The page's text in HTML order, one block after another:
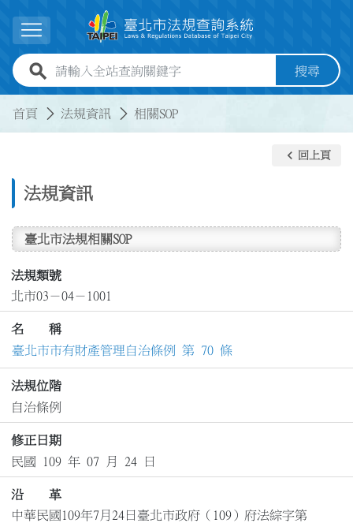
展開選單
全站查詢關鍵字欄位 搜尋
首頁 法規資訊 相關SOP
法規資訊
keyboard_arrow_left 回上頁
臺北市法規相關SOP
法規類號
北市03－04－1001
名 稱
臺北市市有財產管理自治條例 第 70 條
法規位階
自治條例
修正日期
民國 109 年 07 月 24 日
沿 革
中華民國109年7月24日臺北市政府（109）府法綜字第